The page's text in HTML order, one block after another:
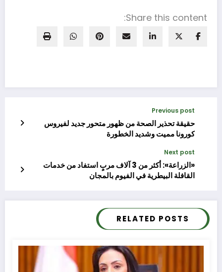
Share this content:
Previous post
حقيقة تحذير الصحة من ظهور متحور جديد لفيروس
كورونا مميت وشديد الخطورة
Next post
«الزراعة»: أكثر من 3 آلاف مربٍ استفاد من خدمات
القافلة البيطرية في الفيوم بالمجان
RELATED POSTS